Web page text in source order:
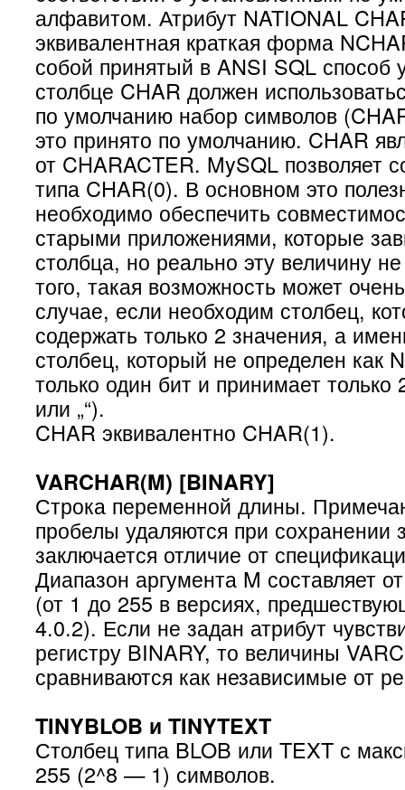
алфавитом. Атрибут NATIONAL
эквивалентная краткая форма
собой принятый в ANSI SQL способ
столбце CHAR должен
по умолчанию набор символов
это принято по умолчанию. CHAR
от CHARACTER. MySQL позволяет
типа CHAR(0). В основном это
необходимо обеспечить
старыми приложениями, которые
столбца, но реально эту величину
того, такая возможность может
случае, если необходим столбец,
содержать только 2 значения, а
столбец, который не определен как
только один бит и принимает только
или „“).
CHAR эквивалентно CHAR(1).
VARCHAR(M) [BINARY]
Строка переменной длины.
пробелы удаляются при сохранении
заключается отличие от
Диапазон аргумента M составляет
(от 1 до 255 в версиях,
4.0.2). Если не задан атрибут
регистру BINARY, то величины
сравниваются как независимые от
TINYBLOB и TINYTEXT
Столбец типа BLOB или TEXT с
255 (2^8 — 1) символов.